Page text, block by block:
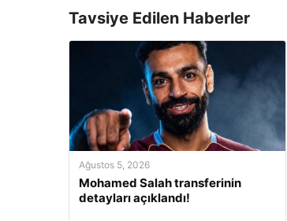
Tavsiye Edilen Haberler
Ağustos 5, 2026
Mohamed Salah transferinin
detayları açıklandı!